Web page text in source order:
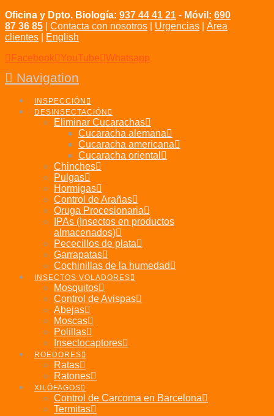
Oficina y Dpto. Biología: 937 44 41 21 - Móvil: 690
87 36 85
Contacta con nosotros Urgencias
Área
clientes
English
Facebook
YouTube Whatsapp
Navigation
INSPECCIÓN
DESINSECTACIÓN
Eliminar Cucarachas
Cucaracha alemana
Cucaracha americana
Cucaracha oriental
Chinches
Pulgas
Hormigas
Control de Arañas
Oruga Procesionaria
IPAs (Insectos en productos
almacenados)
Pececillos de plata
Garrapatas
Cochinillas de la humedad
INSECTOS VOLADORES
Mosquitos
Control de Avispas
Abejas
Moscas
Polillas
Insectocaptores
ROEDORES
Ratas
Ratones
XILÓFAGOS
Control de Carcoma en Barcelona
Termitas